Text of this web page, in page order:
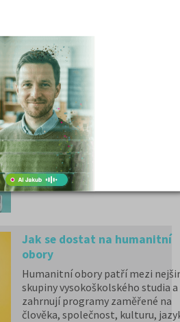
zdravotní pojištění hrazené
státem, studentské slevy na
dopravu a další.
Státní maturita 2026
I v roce 2026 mohou studenti
u společné části volit mezi
matematikou a cizím
jazykem a zůstává povinná
zkouška z českého jazyka a
literatury. Stáhněte si zdarma
Jak se dostat na humanitní
obory
Humanitní obory patří mezi
skupiny vysokoškolského studia a
zahrnují programy zaměřené na
člověka, společnost, kulturu,